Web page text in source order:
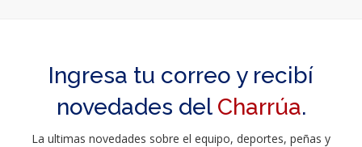
Ingresa tu correo y recibí
novedades del Charrúa.
La ultimas novedades sobre el equipo, deportes, peñas y